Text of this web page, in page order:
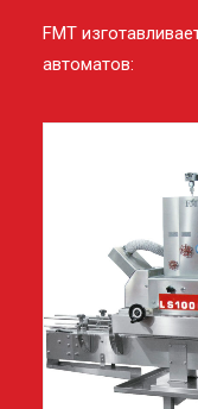
FMT
автоматов: